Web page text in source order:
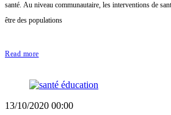
santé. Au niveau communautaire, les interventions de
être des populations
Read more
13/10/2020 00:00